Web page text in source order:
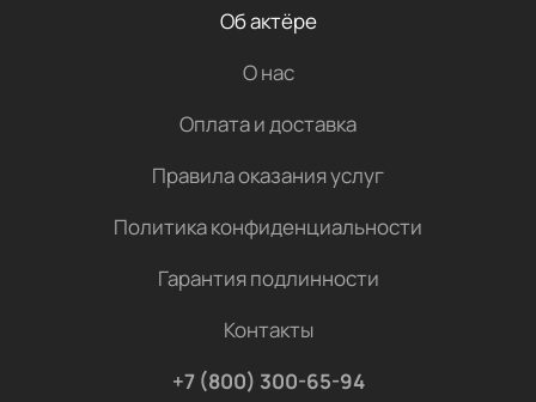
Об актёре
О нас
Оплата и доставка
Правила оказания услуг
Политика конфиденциальности
Гарантия подлинности
Контакты
+7 (800) 300-65-94